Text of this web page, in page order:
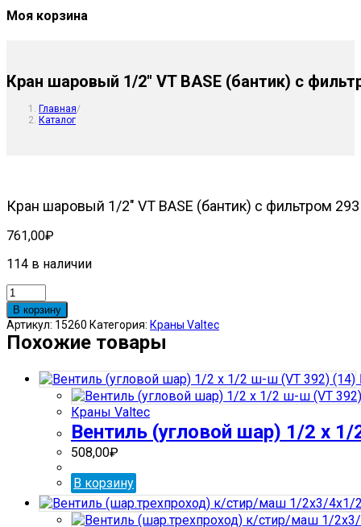
Моя корзина
Кран шаровый 1/2″ VT BASE (бантик) с
Главная/
Каталог
Кран шаровый 1/2″ VT BASE (бантик) с фильтром
761,00₽
114 в наличии
Количество
товара
Кран
шаровый
1/2"
BASE
фильтром
В корзину
Артикул: 15260 Категория: Краны Valtec
Похожие товары
Краны Valtec
Вентиль (угловой шар) 1/2 х
508,00₽
В корзину